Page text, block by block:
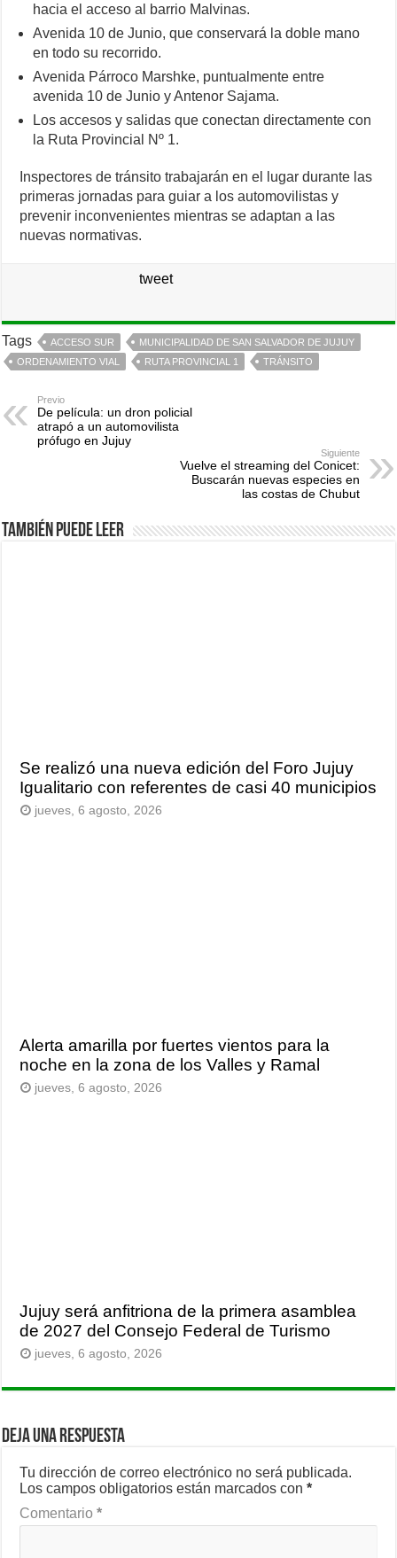
hacia el acceso al barrio Malvinas.
Avenida 10 de Junio, que conservará la doble mano
en todo su recorrido.
Avenida Párroco Marshke, puntualmente entre
avenida 10 de Junio y Antenor Sajama.
Los accesos y salidas que conectan directamente con
la Ruta Provincial Nº 1.
Inspectores de tránsito trabajarán en el lugar durante las
primeras jornadas para guiar a los automovilistas y
prevenir inconvenientes mientras se adaptan a las
nuevas normativas.
tweet
Tags ACCESO SUR
MUNICIPALIDAD DE SAN SALVADOR DE JUJUY
ORDENAMIENTO VIAL
RUTA PROVINCIAL 1 TRÁNSITO
Previo
De película: un dron policial
atrapó a un automovilista
prófugo en Jujuy
Siguiente
Vuelve el streaming del Conicet:
Buscarán nuevas especies en
las costas de Chubut
También puede leer
Se realizó una nueva edición del Foro Jujuy
Igualitario con referentes de casi 40 municipios
jueves, 6 agosto, 2026
Alerta amarilla por fuertes vientos para la
noche en la zona de los Valles y Ramal
jueves, 6 agosto, 2026
Jujuy será anfitriona de la primera asamblea
de 2027 del Consejo Federal de Turismo
jueves, 6 agosto, 2026
Deja una respuesta
Tu dirección de correo electrónico no será publicada.
Los campos obligatorios están marcados con*
Comentario*